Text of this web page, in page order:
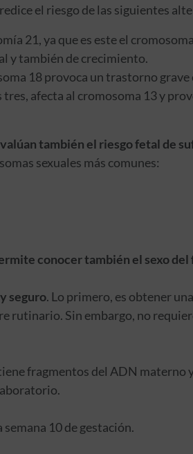
el riesgo de las siguientes
21, ya que es este el
y también de crecimiento.
18 provoca un trastorno grave
tres, afecta al cromosoma 13 y
también el riesgo fetal de
sexuales más comunes:
conocer también el sexo del
seguro. Lo primero, es obtener
rutinario. Sin embargo, no
fragmentos del ADN
10 de gestación.